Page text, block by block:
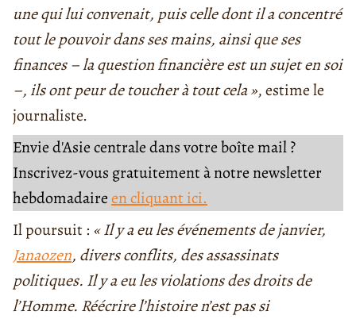
une qui lui convenait, puis celle dont il a concentré
tout le pouvoir dans ses mains, ainsi que ses
finances – la question financière est un sujet en soi
–, ils ont peur de toucher à tout cela », estime le
journaliste.
Envie d'Asie centrale dans votre boîte mail ?
Inscrivez-vous gratuitement à notre newsletter
hebdomadaireen cliquant ici.
Il poursuit : « Il y a eu les événements de janvier,
Janaozen, divers conflits, des assassinats
politiques. Il y a eu les violations des droits de
l’Homme. Réécrire l’histoire n’est pas si